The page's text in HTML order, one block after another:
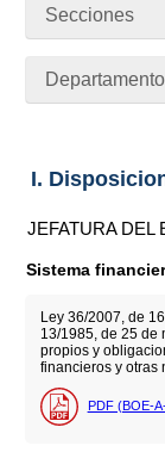
Secciones
I.
JEFATURA DEL
Sistema
Ley 36/2007, de
13/1985, de 25 de
propios y
financieros y otras
PDF (BOE-